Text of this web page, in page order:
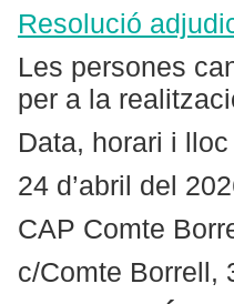
Resolució
Les persones
per a la
Data, horari i
24 d’abril del
CAP Comte
c/Comte Borrell,